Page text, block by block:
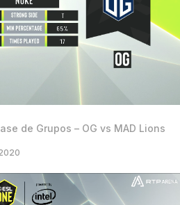
de Grupos – OG vs MAD Lions